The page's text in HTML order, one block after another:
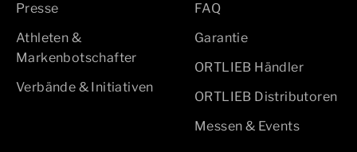
Presse
Athleten &
Markenbotschafter
Verbände & Initiativen
FAQ
Garantie
ORTLIEB Händler
ORTLIEB Distributoren
Messen & Events